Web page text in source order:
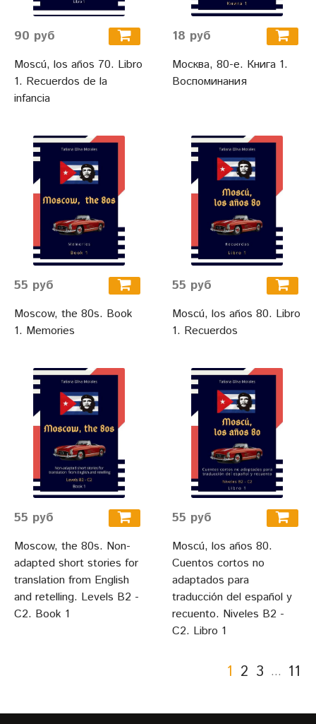
90 руб
Moscú, los años 70. Libro
1. Recuerdos de la
infancia
18 руб
Москва, 80-е. Книга 1.
Воспоминания
55 руб
Moscow, the 80s. Book
1. Memories
55 руб
Moscú, los años 80. Libro
1. Recuerdos
55 руб
Moscow, the 80s. Non-
adapted short stories for
translation from English
and retelling. Levels B2 -
C2. Book 1
55 руб
Moscú, los años 80.
Cuentos cortos no
adaptados para
traducción del español y
recuento. Niveles B2 -
C2. Libro 1
1 2 3 … 11